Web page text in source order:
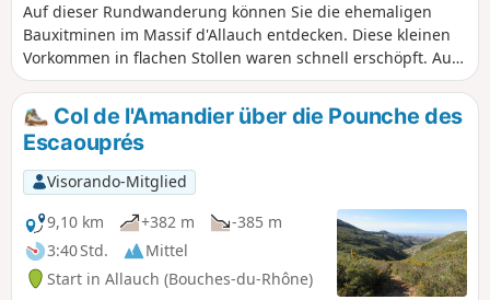
Auf dieser Rundwanderung können Sie die ehemaligen
Bauxitminen im Massif d'Allauch entdecken. Diese kleinen
Vorkommen in flachen Stollen waren schnell erschöpft. Aus
Sicherheitsgründen ist der Eingang zu einigen Stollen
durch Gitter und Schutt versperrt. Überreste dieser
Bergwerke sind noch sichtbar. Auf dieser Tour können Sie
auch die Baumes des Pestiférés, die Quelle Pichoun Ome,
die Tête Ronde und die Grande Tête Rouge entdecken.
Col de l'Amandier über die Pounche des
Escaouprés
Visorando-Mitglied
9,10 km
+382 m
-385 m
3:40 Std.
Mittel
Start in Allauch (Bouches-du-Rhône)